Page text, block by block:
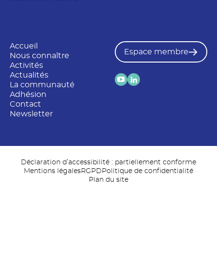
Accueil
Nous connaître
Activités
Actualités
La communauté
Adhésion
Contact
Newsletter
Espace membre
Déclaration d’accessibilité : partiellement conforme
Mentions légalesRGPD Politique de confidentialité
Plan du site